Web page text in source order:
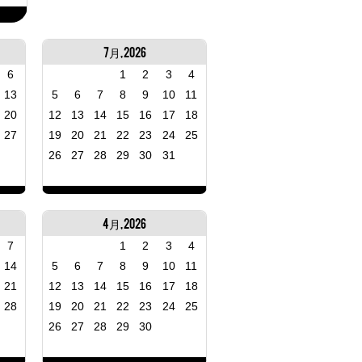
7月, 2026
1 2 3
4
5
6 7 8 9 10
11
12
13 14 15 16 17
18
19
20 21 22 23 24
25
26
27 28 29 30 31
6
13
20
27
4月, 2026
1 2 3
4
5
6 7 8 9 10
11
12
13 14 15 16 17
18
19
20 21 22 23 24
25
26
27 28 29 30
7
14
21
28